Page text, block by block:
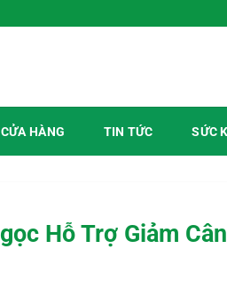
CỬA HÀNG TIN TỨC SỨC
Hỗ Trợ Giảm